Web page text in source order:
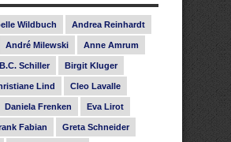
Wildbuch Andrea Reinhardt
André Milewski Anne Amrum
B.C. Schiller Birgit Kluger
Lind Cleo Lavalle
Daniela Frenken Eva Lirot
Fabian Greta Schneider